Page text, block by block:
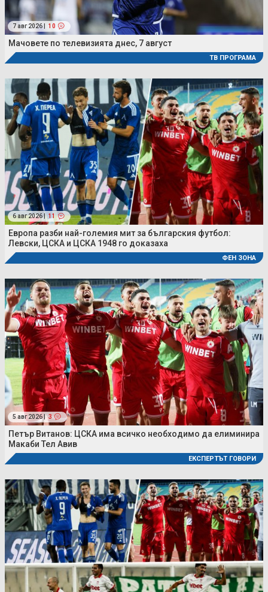
7 авг 2026 | 10
Мачовете по телевизията днес, 7 август
ТВ ПРОГРАМА
6 авг 2026 | 11
Европа разби най-големия мит за българския футбол:
Левски, ЦСКА и ЦСКА 1948 го доказаха
ФЕН ЗОНА
5 авг 2026 | 3
Петър Витанов: ЦСКА има всичко необходимо да елиминира
Макаби Тел Авив
ЕКСПЕРТЪТ ГОВОРИ